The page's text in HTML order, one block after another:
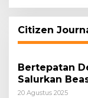
Citizen
Bertepatan
Salurkan
Pelajar
20 Agustus 2025